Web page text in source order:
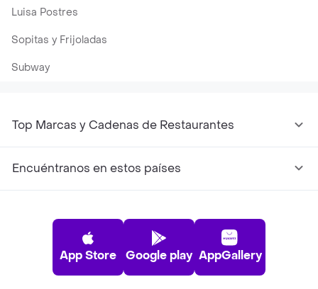
Luisa Postres
Sopitas y Frijoladas
Subway
Top Marcas y Cadenas de Restaurantes
Encuéntranos en estos países
App Store Google play AppGallery